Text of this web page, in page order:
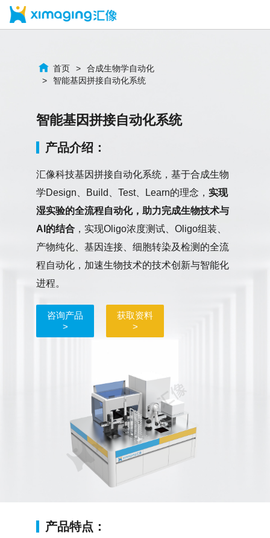
首页
合成生物学自动化
智能基因拼接自动化系统
智能基因拼接自动化系统
产品介绍：
汇像科技基因拼接自动化系统，基于合成生物
学Design、Build、Test、Learn的理念， 实现
湿实验的全流程自动化，助力完成生物技术与
AI的结合 ，实现Oligo浓度测试、Oligo组装、
产物纯化、基因连接、细胞转染及检测的全流
程自动化，加速生物技术的技术创新与智能化
进程。
咨询产品
>
获取资料
>
产品特点：